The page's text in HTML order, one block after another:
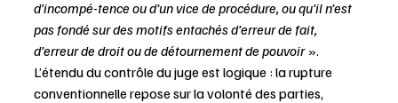
d’incompé-tence ou d’un vice de procédure, ou qu’il n’est
pas fondé sur des motifs entachés d’erreur de fait,
d’erreur de droit ou de détournement de pouvoir ».
L’étendu du contrôle du juge est logique : la rupture
conventionnelle repose sur la volonté des parties,